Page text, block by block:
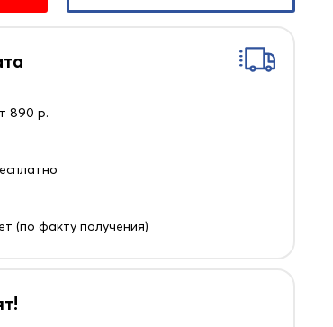
890 р.
(по факту получения)